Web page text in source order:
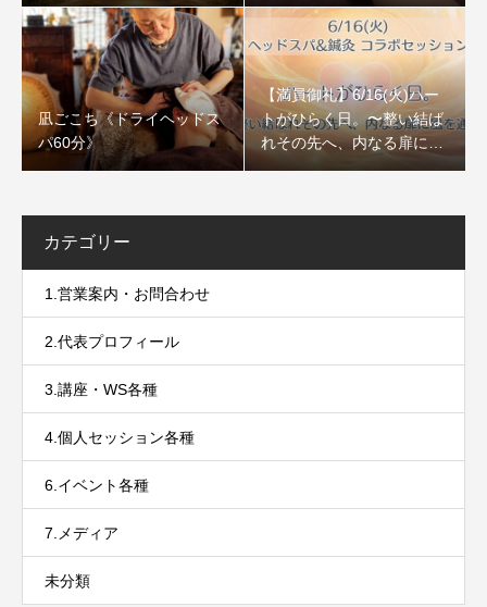
凪ごこち《ドライヘッドス
パ60分》
【満員御礼】6/16(火)ハー
トがひらく日。〜整い結ば
れその先へ、内なる扉に風
を通すセッション〜
カテゴリー
1.営業案内・お問合わせ
2.代表プロフィール
3.講座・WS各種
4.個人セッション各種
6.イベント各種
7.メディア
未分類